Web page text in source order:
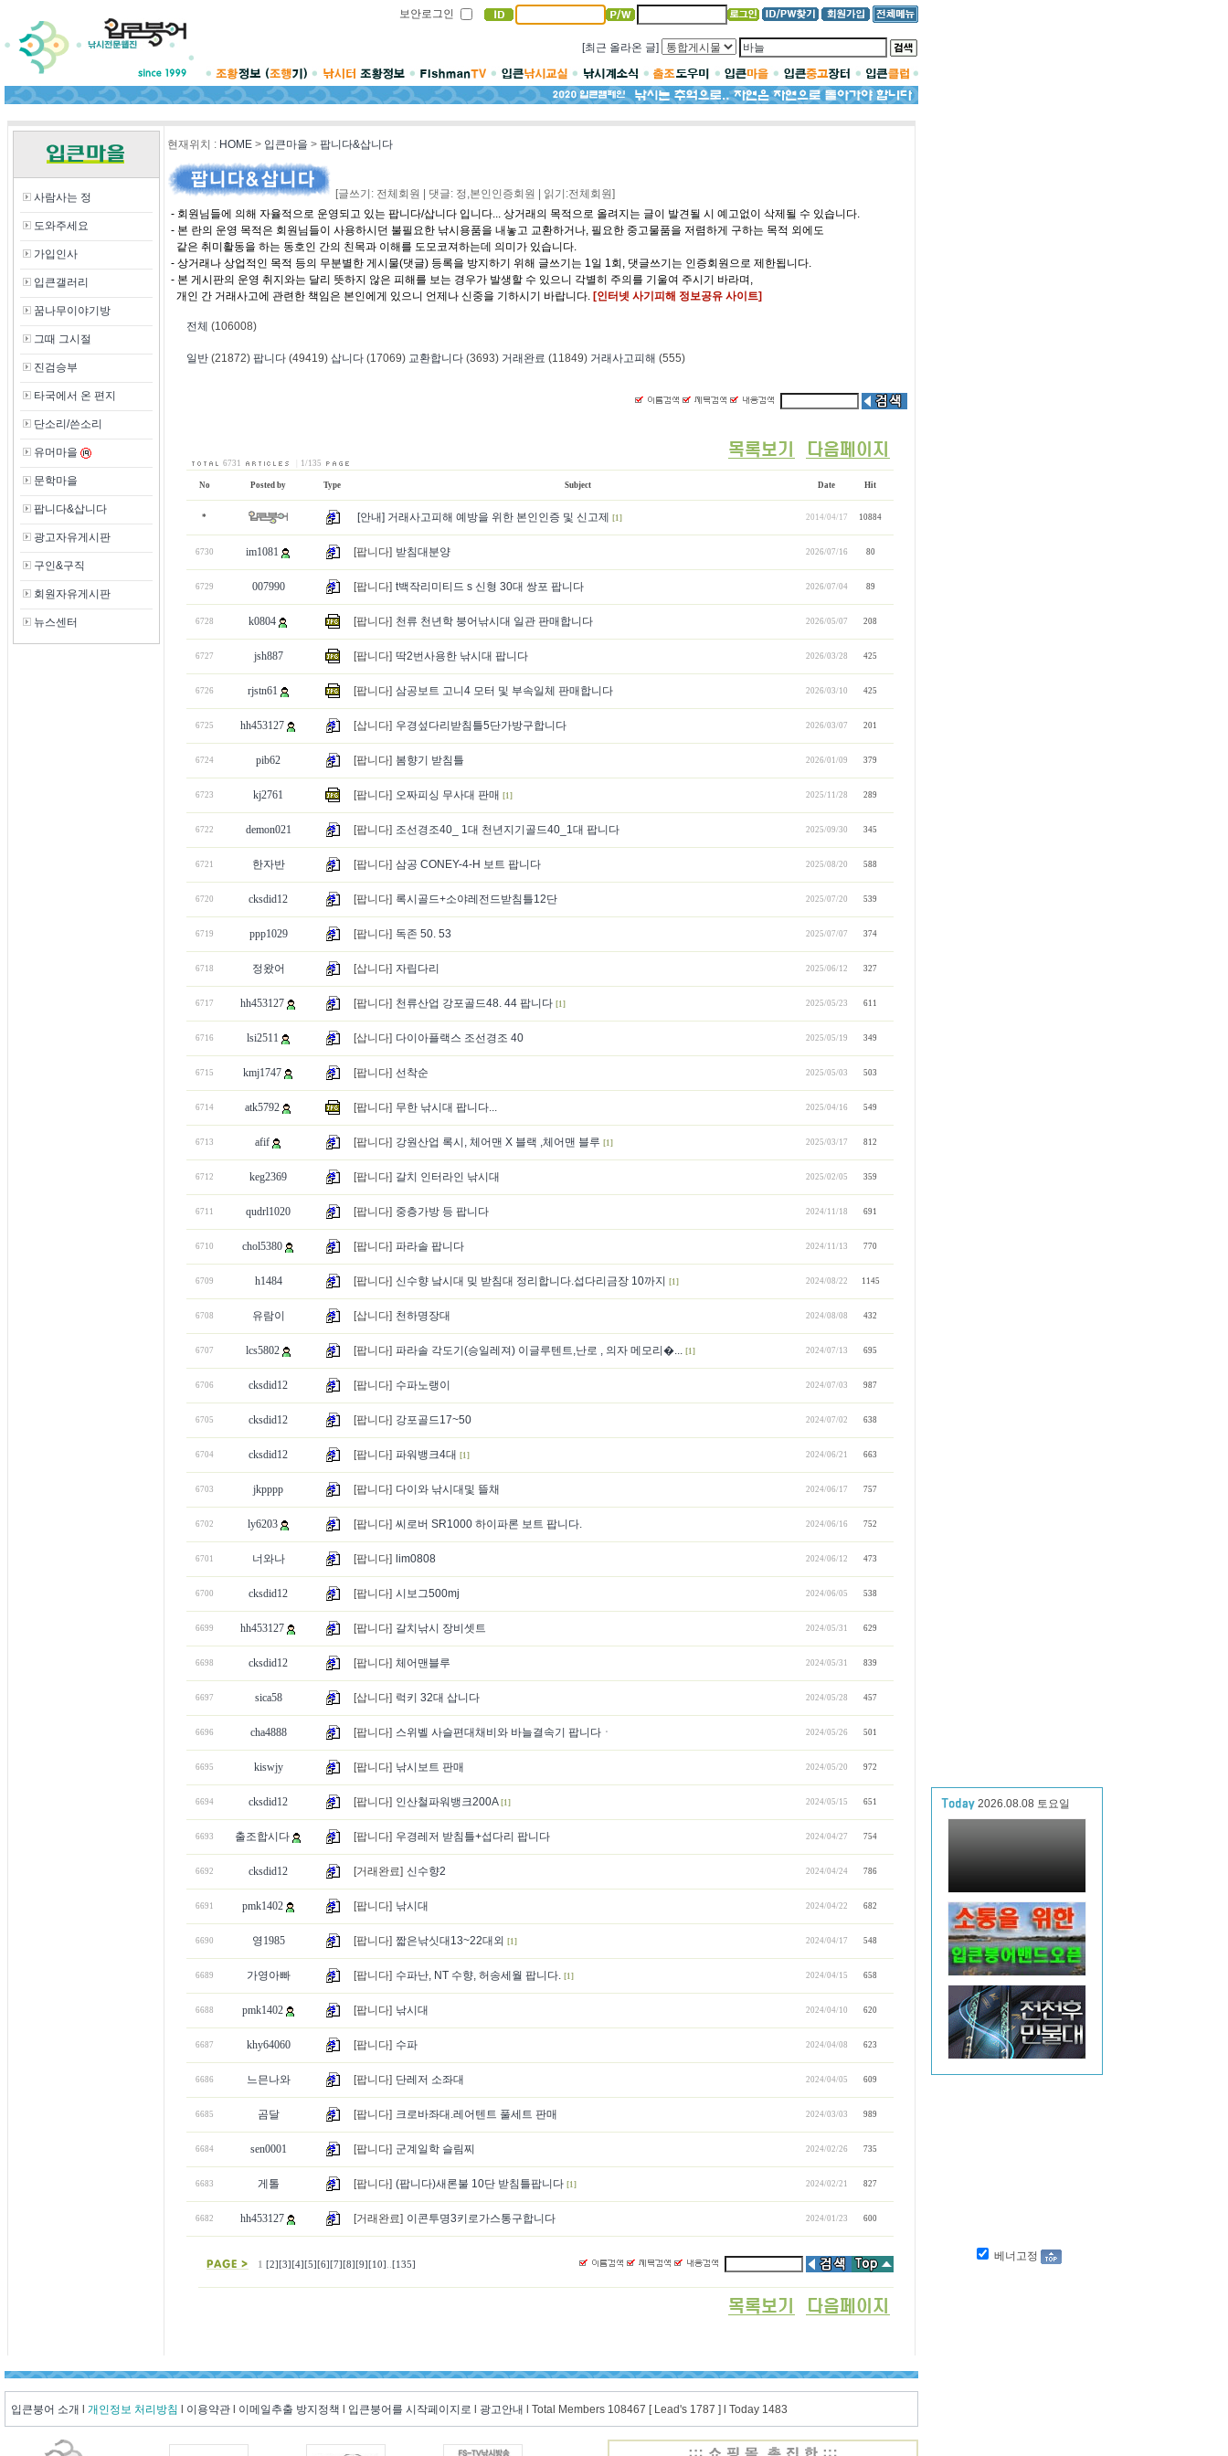
보안로그인
[최근 올라온 글]
사람사는 정
도와주세요
가입인사
입큰갤러리
꿈나무이야기방
그때 그시절
진검승부
타국에서 온 편지
단소리/쓴소리
유머마을
문학마을
팝니다&삽니다
광고자유게시판
구인&구직
회원자유게시판
뉴스센터
현재위치 : HOME > 입큰마을 > 팝니다&삽니다
[글쓰기: 전체회원 | 댓글: 정,본인인증회원 | 읽기:전체회원]
- 회원님들에 의해 자율적으로 운영되고 있는 팝니다/삽니다 입니다... 상거래의 목적으로 올려지는 글이 발견될 시 예고없이 삭제될 수 있습니다.
- 본 란의 운영 목적은 회원님들이 사용하시던 불필요한 낚시용품을 내놓고 교환하거나, 필요한 중고물품을 저렴하게 구하는 목적 외에도
같은 취미활동을 하는 동호인 간의 친목과 이해를 도모코져하는데 의미가 있습니다.
- 상거래나 상업적인 목적 등의 무분별한 게시물(댓글) 등록을 방지하기 위해 글쓰기는 1일 1회, 댓글쓰기는 인증회원으로 제한됩니다.
- 본 게시판의 운영 취지와는 달리 뜻하지 않은 피해를 보는 경우가 발생할 수 있으니 각별히 주의를 기울여 주시기 바라며,
개인 간 거래사고에 관련한 책임은 본인에게 있으니 언제나 신중을 기하시기 바랍니다. [인터넷 사기피해 정보공유 사이트]
전체 (106008)
일반(21872) 팝니다(49419) 삽니다(17069) 교환합니다(3693) 거래완료 (11849) 거래사고피해 (555)
6731 1/135
No Posted by Type Subject Date Hit
* [안내] 거래사고피해 예방을 위한 본인인증 및 신고제 [1] 2014/04/17 10884
6730 im1081 [팝니다] 받침대분양 2026/07/16 80
6729 007990 [팝니다] t백작리미티드 s 신형 30대 쌍포 팝니다 2026/07/04 89
6728 k0804 [팝니다] 천류 천년학 붕어낚시대 일관 판매합니다 2026/05/07 208
6727 jsh887 [팝니다] 딱2번사용한 낚시대 팝니다 2026/03/28 425
6726 rjstn61 [팝니다] 삼공보트 고니4 모터 및 부속일체 판매합니다 2026/03/10 425
6725 hh453127 [삽니다] 우경섶다리받침틀5단가방구합니다 2026/03/07 201
6724 pib62 [팝니다] 봄향기 받침틀 2026/01/09 379
6723 kj2761 [팝니다] 오짜피싱 무사대 판매 [1] 2025/11/28 289
6722 demon021 [팝니다] 조선경조40_ 1대 천년지기골드40_1대 팝니다 2025/09/30 345
6721 한자반 [팝니다] 삼공 CONEY-4-H 보트 팝니다 2025/08/20 588
6720 cksdid12 [팝니다] 록시골드+소야레전드받침틀12단 2025/07/20 539
6719 ppp1029 [팝니다] 독존 50. 53 2025/07/07 374
6718 정왔어 [삽니다] 자립다리 2025/06/12 327
6717 hh453127 [팝니다] 천류산업 강포골드48. 44 팝니다 [1] 2025/05/23 611
6716 lsi2511 [삽니다] 다이아플랙스 조선경조 40 2025/05/19 349
6715 kmj1747 [팝니다] 선착순 2025/05/03 503
6714 atk5792 [팝니다] 무한 낚시대 팝니다... 2025/04/16 549
6713 afif [팝니다] 강원산업 록시, 체어맨 X 블랙 ,체어맨 블루 [1] 2025/03/17 812
6712 keg2369 [팝니다] 갈치 인터라인 낚시대 2025/02/05 359
6711 qudrl1020 [팝니다] 중층가방 등 팝니다 2024/11/18 691
6710 chol5380 [팝니다] 파라솔 팝니다 2024/11/13 770
6709 h1484 [팝니다] 신수향 낰시대 밎 받침대 정리합니다.섭다리금장 10까지 [1] 2024/08/22 1145
6708 유람이 [삽니다] 천하명장대 2024/08/08 432
6707 lcs5802 [팝니다] 파라솔 각도기(승일레져) 이글루텐트,난로 , 의자 메모리�... [1] 2024/07/13 695
6706 cksdid12 [팝니다] 수파노랭이 2024/07/03 987
6705 cksdid12 [팝니다] 강포골드17~50 2024/07/02 638
6704 cksdid12 [팝니다] 파워뱅크4대 [1] 2024/06/21 663
6703 jkpppp [팝니다] 다이와 낚시대및 뜰채 2024/06/17 757
6702 ly6203 [팝니다] 씨로버 SR1000 하이파론 보트 팝니다. 2024/06/16 752
6701 너와나 [팝니다] lim0808 2024/06/12 473
6700 cksdid12 [팝니다] 시보그500mj 2024/06/05 538
6699 hh453127 [팝니다] 갈치낚시 장비셋트 2024/05/31 629
6698 cksdid12 [팝니다] 체어맨블루 2024/05/31 839
6697 sica58 [삽니다] 럭키 32대 삽니다 2024/05/28 457
6696 cha4888 [팝니다] 스위벨 사슬편대채비와 바늘결속기 팝니다ㆍ 2024/05/26 501
6695 kiswjy [팝니다] 낚시보트 판매 2024/05/20 972
6694 cksdid12 [팝니다] 인산철파워뱅크200A [1] 2024/05/15 651
6693 출조합시다 [팝니다] 우경레저 받침틀+섭다리 팝니다 2024/04/27 754
6692 cksdid12 [거래완료] 신수향2 2024/04/24 786
6691 pmk1402 [팝니다] 낚시대 2024/04/22 682
6690 영1985 [팝니다] 짧은낚싯대13~22대외 [1] 2024/04/17 548
6689 가영아빠 [팝니다] 수파난, NT 수향, 허송세월 팝니다. [1] 2024/04/15 658
6688 pmk1402 [팝니다] 낚시대 2024/04/10 620
6687 khy64060 [팝니다] 수파 2024/04/08 623
6686 느믄나와 [팝니다] 단레저 소좌대 2024/04/05 609
6685 곰달 [팝니다] 크로바좌대.레어텐트 풀세트 판매 2024/03/03 989
6684 sen0001 [팝니다] 군계일학 슬림찌 2024/02/26 735
6683 게톨 [팝니다] (팝니다)새론불 10단 받침틀팝니다 [1] 2024/02/21 827
6682 hh453127 [거래완료] 이콘투명3키로가스통구합니다 2024/01/23 600
1 [2] [3] [4] [5] [6] [7] [8] [9] [10] [135]
2026.08.08 토요일
베너고정
입큰붕어 소개 개인정보 처리방침 이용약관 이메일추출 방지정책 입큰붕어를 시작페이지로 광고안내 l Total Members 108467 [ Lead's 1787 ] l Today 1483